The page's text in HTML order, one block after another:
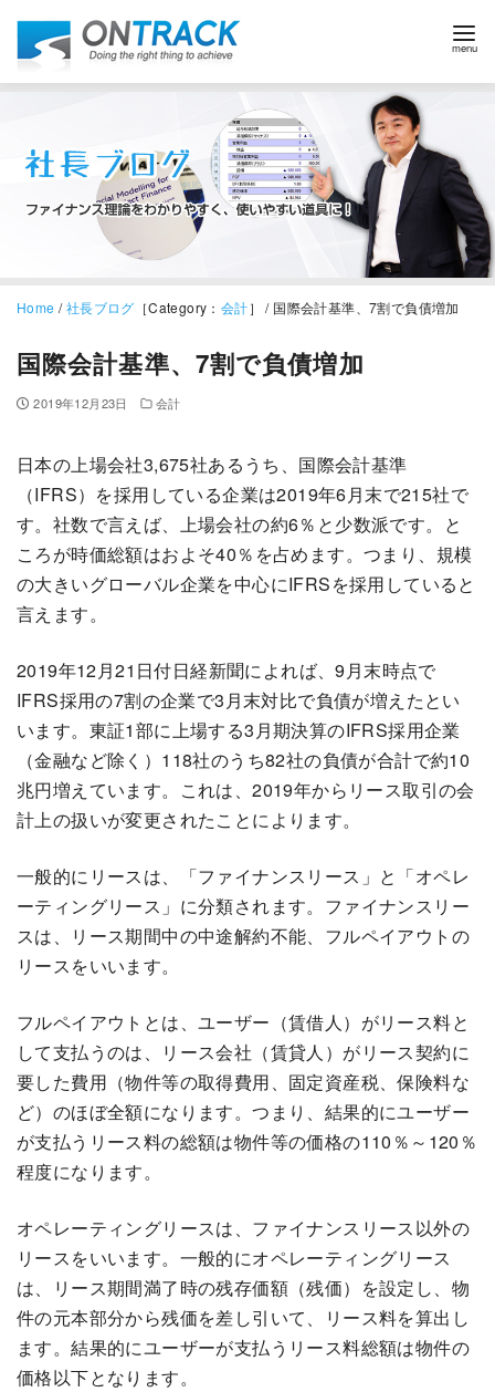
Home /社長ブログ ［Category： 会計］ / 国際会計基準、7割で負債増加
国際会計基準、7割で負債増加
2019年12月23日 会計
日本の上場会社3,675社あるうち、国際会計基準
（IFRS）を採用している企業は2019年6月末で215社で
す。社数で言えば、上場会社の約6％と少数派です。と
ころが時価総額はおよそ40％を占めます。つまり、規模
の大きいグローバル企業を中心にIFRSを採用していると
言えます。
2019年12月21日付日経新聞によれば、9月末時点で
IFRS採用の7割の企業で3月末対比で負債が増えたとい
います。東証1部に上場する3月期決算のIFRS採用企業
（金融など除く）118社のうち82社の負債が合計で約10
兆円増えています。これは、2019年からリース取引の会
計上の扱いが変更されたことによります。
一般的にリースは、「ファイナンスリース」と「オペレ
ーティングリース」に分類されます。ファイナンスリー
スは、リース期間中の中途解約不能、フルペイアウトの
リースをいいます。
フルペイアウトとは、ユーザー（賃借人）がリース料と
して支払うのは、リース会社（賃貸人）がリース契約に
要した費用（物件等の取得費用、固定資産税、保険料な
ど）のほぼ全額になります。つまり、結果的にユーザー
が支払うリース料の総額は物件等の価格の110％～120％
程度になります。
オペレーティングリースは、ファイナンスリース以外の
リースをいいます。一般的にオペレーティングリース
は、リース期間満了時の残存価額（残価）を設定し、物
件の元本部分から残価を差し引いて、リース料を算出し
ます。結果的にユーザーが支払うリース料総額は物件の
価格以下となります。